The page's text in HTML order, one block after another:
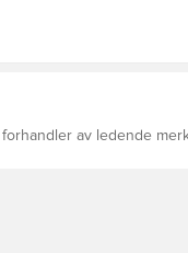
av ledende